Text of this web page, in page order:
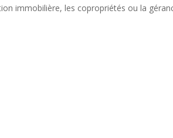
immobilière, les copropriétés ou la